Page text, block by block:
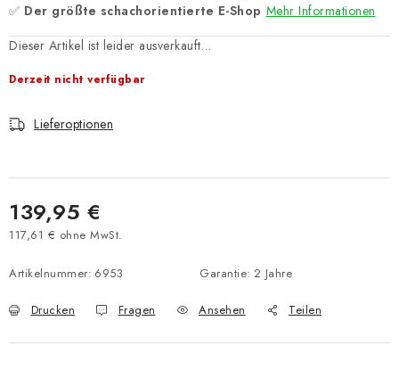
✅ Der größte schachorientierte E-Shop Mehr Informationen
Dieser Artikel ist leider ausverkauft…
Derzeit nicht verfügbar
Lieferoptionen
139,95 €
117,61 € ohne MwSt.
Artikelnummer: 6953 Garantie: 2 Jahre
Drucken Fragen Ansehen Teilen